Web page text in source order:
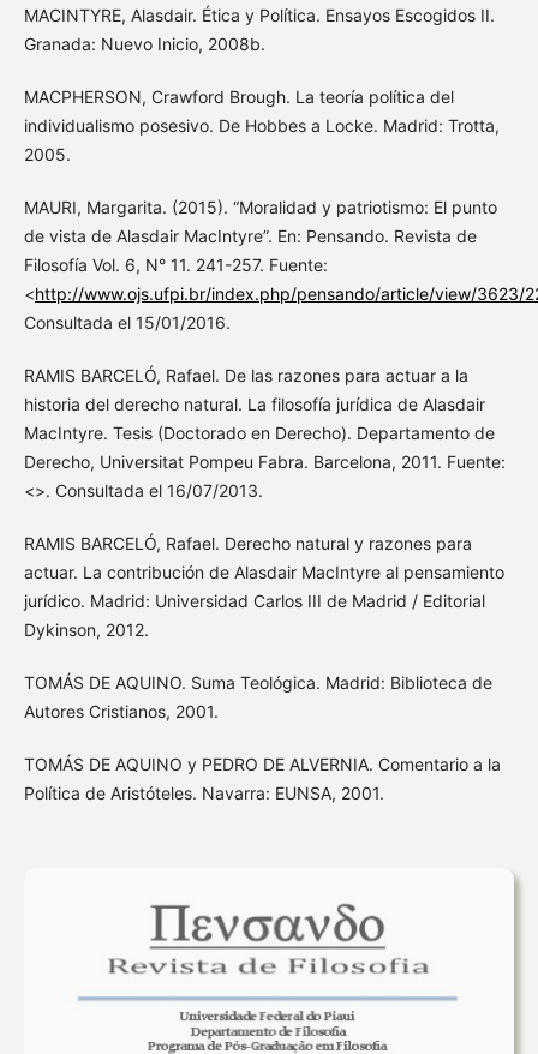
MACINTYRE, Alasdair. Ética y Política. Ensayos Escogidos II.
Granada: Nuevo Inicio, 2008b.
MACPHERSON, Crawford Brough. La teoría política del
individualismo posesivo. De Hobbes a Locke. Madrid: Trotta,
2005.
MAURI, Margarita. (2015). “Moralidad y patriotismo: El punto
de vista de Alasdair MacIntyre”. En: Pensando. Revista de
Filosofía Vol. 6, N° 11. 241-257. Fuente:
<http://www.ojs.ufpi.br/index.php/pensando/article/view/3623/
Consultada el 15/01/2016.
RAMIS BARCELÓ, Rafael. De las razones para actuar a la
historia del derecho natural. La filosofía jurídica de Alasdair
MacIntyre. Tesis (Doctorado en Derecho). Departamento de
Derecho, Universitat Pompeu Fabra. Barcelona, 2011. Fuente:
<>. Consultada el 16/07/2013.
RAMIS BARCELÓ, Rafael. Derecho natural y razones para
actuar. La contribución de Alasdair MacIntyre al pensamiento
jurídico. Madrid: Universidad Carlos III de Madrid / Editorial
Dykinson, 2012.
TOMÁS DE AQUINO. Suma Teológica. Madrid: Biblioteca de
Autores Cristianos, 2001.
TOMÁS DE AQUINO y PEDRO DE ALVERNIA. Comentario a la
Política de Aristóteles. Navarra: EUNSA, 2001.